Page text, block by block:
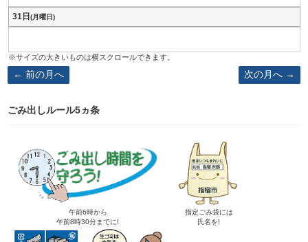
31日 (月曜日)
前の月へ 次の月へ
ごみ出しルール5ヵ条
午前6時から
午前8時30分までに!
指定ごみ袋には
氏名を!